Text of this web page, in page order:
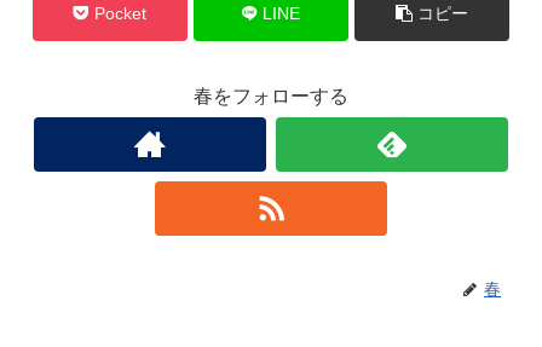
Pocket LINE コピー
春をフォローする
春